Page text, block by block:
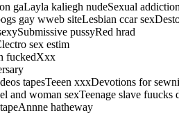
gaLayla kaliegh nudeSexual
gay wweb siteLesbian ccar
pussyRed hrad
sex estim
fuckedXxx
tapesTeeen xxxDevotions for
and woman sexTeenage slave fuucks
hatheway